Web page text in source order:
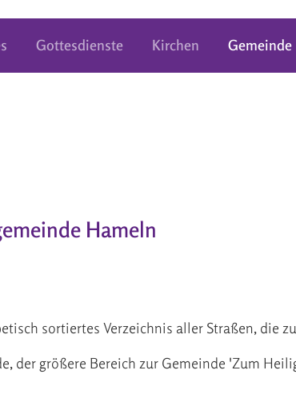
Gottesdienste Kirchen Gemeinde
Hameln
sortiertes Verzeichnis aller Straßen, die
der größere Bereich zur Gemeinde 'Zum